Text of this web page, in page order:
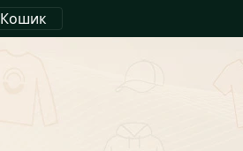
Кошик